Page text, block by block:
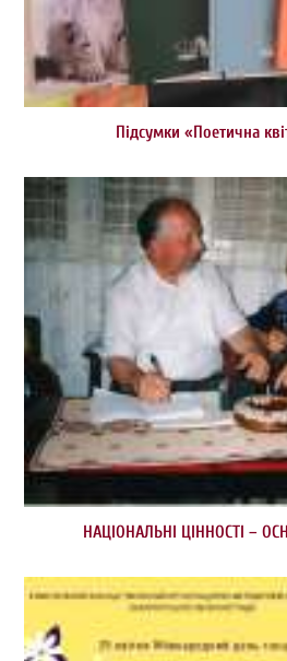
Підсумки «Поетична
НАЦІОНАЛЬНІ ЦІННОСТІ –